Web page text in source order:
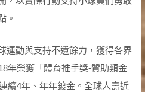
。
運動與支持不遺餘力，獲得各界
年榮獲「體育推手獎-贊助類金
續4年、年年鍍金。全球人壽近